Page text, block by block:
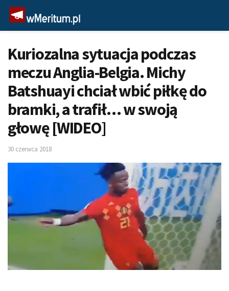
Kuriozalna sytuacja podczas
meczu Anglia-Belgia. Michy
Batshuayi chciał wbić piłkę do
bramki, a trafił… w swoją
głowę [WIDEO]
30 czerwca 2018